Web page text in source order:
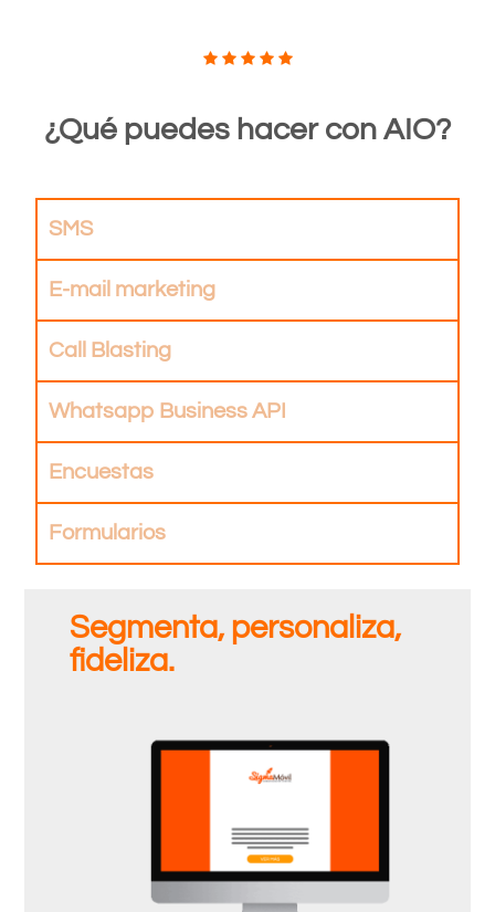
¿Qué puedes hacer con AIO?
SMS
E-mail marketing
Call Blasting
Whatsapp Business API
Encuestas
Formularios
Segmenta, personaliza,
fideliza.